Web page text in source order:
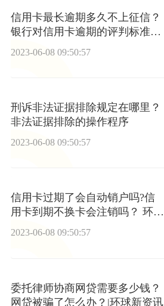
信用卡最长逾期多久不上征信？
银行对信用卡逾期的评判标准是
2023-06-08 09:50:57
刑诉非法证据排除规定在哪里？
非法证据排除的操作程序
2023-06-08 09:50:57
信用卡过期了会自动销户吗?信
用卡到期不换卡会注销吗？ 环球
速看料
2023-06-08 09:50:57
委托律师协商网贷需要多少钱？
网贷被骗了怎么办？|环球新资讯